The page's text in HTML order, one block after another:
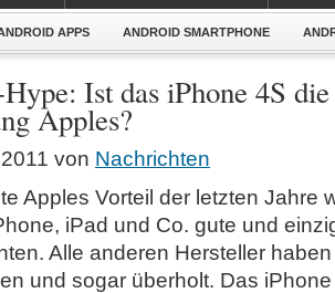
APPS ANDROID SMARTPHONE
Ist das iPhone 4S
Apples?
von Nachrichten
Apples Vorteil der letzten Jahre
iPad und Co. gute und
Alle anderen Hersteller
und sogar überholt. Das